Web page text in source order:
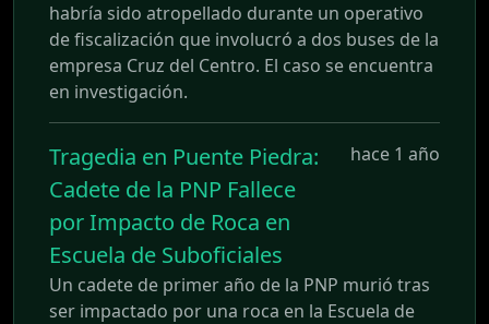
habría sido atropellado durante un operativo
de fiscalización que involucró a dos buses de la
empresa Cruz del Centro. El caso se encuentra
en investigación.
Tragedia en Puente Piedra:
Cadete de la PNP Fallece
por Impacto de Roca en
Escuela de Suboficiales
hace 1 año
Un cadete de primer año de la PNP murió tras
ser impactado por una roca en la Escuela de